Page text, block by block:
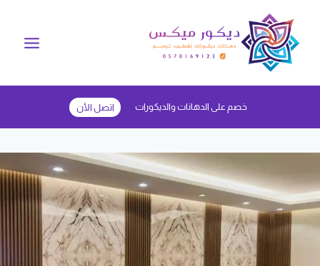
المحتوى
خصم على الدهانات والديكورات اتصل الأن